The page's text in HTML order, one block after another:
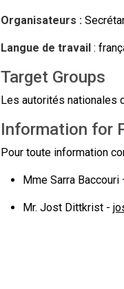
Organisateurs :
Langue de travail:
Target Groups
Les autorités nationales
Information for
Pour toute information
Mme Sarra Baccouri
Mr. Jost Dittkrist -